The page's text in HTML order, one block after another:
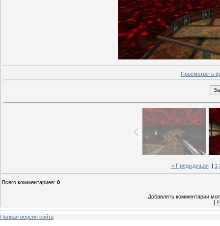
Просмотреть
« Предыдущая| 1
Всего комментариев: 0
Добавлять комментарии
[
Полная версия сайта